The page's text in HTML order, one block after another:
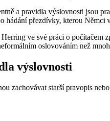
a pravidla výslovnosti jsou
hádání přezdívky, kterou Němci
ve své práci o
oslovováním než
výslovnosti
zachovávat starší pravopis